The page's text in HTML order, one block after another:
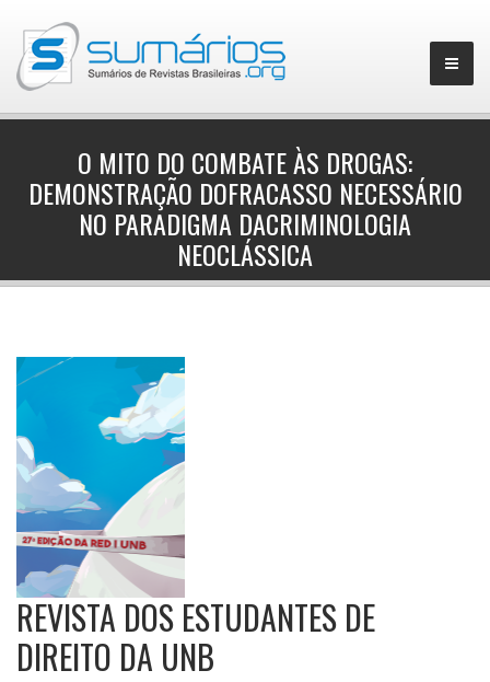
▼
O MITO DO COMBATE ÀS DROGAS:
DEMONSTRAÇÃO DOFRACASSO NECESSÁRIO
NO PARADIGMA DACRIMINOLOGIA
NEOCLÁSSICA
REVISTA DOS ESTUDANTES DE
DIREITO DA UNB